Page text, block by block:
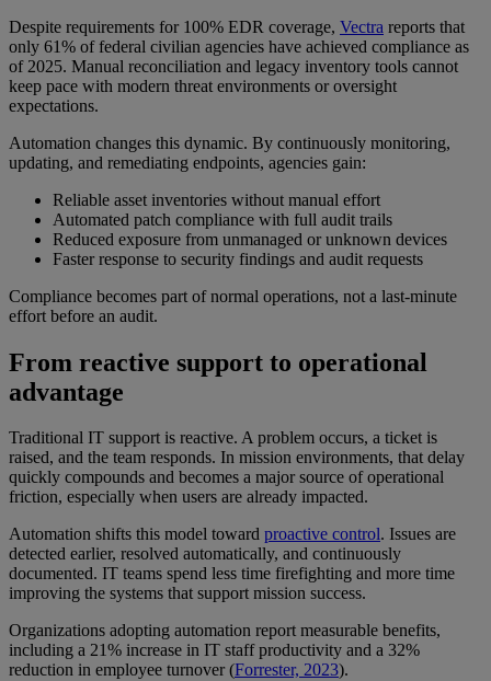
Despite requirements for 100% EDR coverage, Vectra reports that
only 61% of federal civilian agencies have achieved compliance as
of 2025. Manual reconciliation and legacy inventory tools cannot
keep pace with modern threat environments or oversight
expectations.
Automation changes this dynamic. By continuously monitoring,
updating, and remediating endpoints, agencies gain:
Reliable asset inventories without manual effort
Automated patch compliance with full audit trails
Reduced exposure from unmanaged or unknown devices
Faster response to security findings and audit requests
Compliance becomes part of normal operations, not a last-minute
effort before an audit.
From reactive support to operational
advantage
Traditional IT support is reactive. A problem occurs, a ticket is
raised, and the team responds. In mission environments, that delay
quickly compounds and becomes a major source of operational
friction, especially when users are already impacted.
Automation shifts this model toward proactive control. Issues are
detected earlier, resolved automatically, and continuously
documented. IT teams spend less time firefighting and more time
improving the systems that support mission success.
Organizations adopting automation report measurable benefits,
including a 21% increase in IT staff productivity and a 32%
reduction in employee turnover (Forrester, 2023).